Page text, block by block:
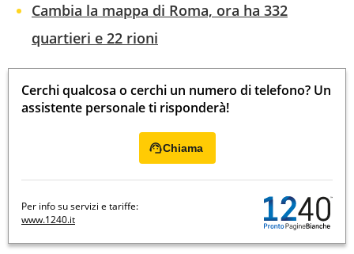
Cambia la mappa di Roma, ora ha 332
quartieri e 22 rioni
Cerchi qualcosa o cerchi un numero di telefono? Un
assistente personale ti risponderà!
Chiama
Per info su servizi e tariffe:
www.1240.it